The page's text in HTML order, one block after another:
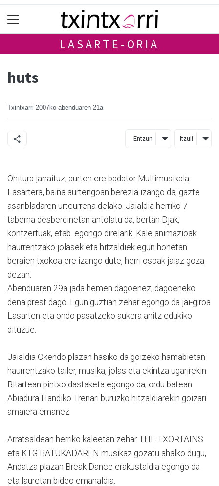
LASARTE-ORIA
huts
Txintxarri 2007ko abenduaren 21a
Entzun Itzuli
Ohitura jarraituz, aurten ere badator Multimusikala
Lasartera, baina aurtengoan berezia izango da, gazte
asanbladaren urteurrena delako. Jaialdia herriko 7
taberna desberdinetan antolatu da, bertan Djak,
kontzertuak, etab. egongo direlarik. Kale animazioak,
haurrentzako jolasek eta hitzaldiek egun honetan
beraien txokoa ere izango dute, herri osoak jaiaz goza
dezan.
Abenduaren 29a jada hemen dagoenez, dagoeneko
dena prest dago. Egun guztian zehar egongo da jai-giroa
Lasarten eta ondo pasatzeko aukera anitz edukiko
dituzue.
Jaialdia Okendo plazan hasiko da goizeko hamabietan
haurrentzako tailer, musika, jolas eta ekintza ugarirekin.
Bitartean pintxo dastaketa egongo da, ordu batean
Abiadura Handiko Trenari buruzko hitzaldiarekin goizari
amaiera emanez.
Arratsaldean herriko kaleetan zehar THE TXORTAINS
eta KTG BATUKADAREN musikaz gozatu ahalko dugu,
Andatza plazan Break Dance erakustaldia egongo da
eta lauretan bideo emanaldia.